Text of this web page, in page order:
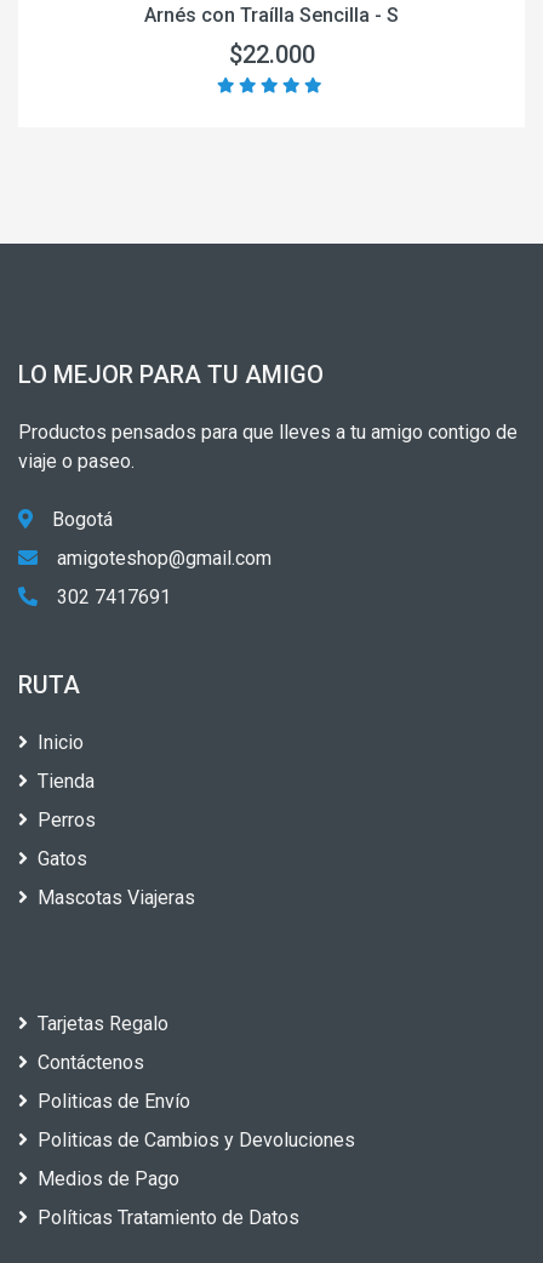
Arnés con Traílla Sencilla - S
$22.000
LO MEJOR PARA TU AMIGO
Productos pensados para que lleves a tu amigo contigo de
viaje o paseo.
Bogotá
amigoteshop@gmail.com
302 7417691
RUTA
Inicio
Tienda
Perros
Gatos
Mascotas Viajeras
Tarjetas Regalo
Contáctenos
Politicas de Envío
Politicas de Cambios y Devoluciones
Medios de Pago
Políticas Tratamiento de Datos